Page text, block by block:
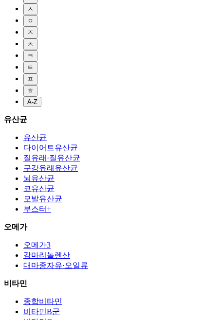
ㅅ
ㅇ
ㅈ
ㅊ
ㅋ
ㅌ
ㅍ
ㅎ
A-Z
유산균
유산균
다이어트유산균
질유래·질유산균
구강유래유산균
뇌유산균
코유산균
모발유산균
부스터+
오메가
오메가3
감마리놀렌산
대마종자유·오일류
비타민
종합비타민
비타민B군